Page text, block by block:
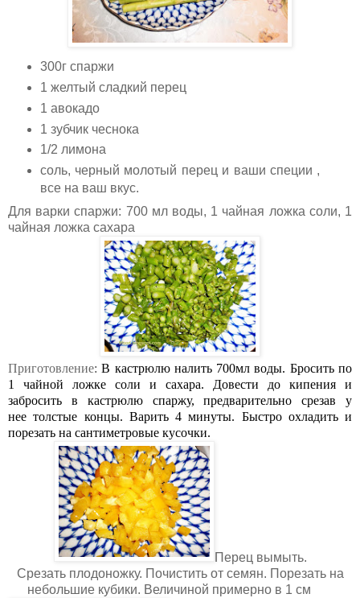
300г спаржи
1 желтый сладкий перец
1 авокадо
1 зубчик чеснока
1/2 лимона
соль, черный молотый перец и ваши специи ,
все на ваш вкус.
Для варки спаржи: 700 мл воды, 1 чайная ложка соли, 1
чайная ложка сахара
Приготовление: В кастрюлю налить 700мл воды. Бросить по
1 чайной ложке соли и сахара. Довести до кипения и
забросить в кастрюлю спаржу, предварительно срезав у
нее толстые концы. Варить 4 минуты. Быстро охладить и
порезать на сантиметровые кусочки.
Перец вымыть.
Срезать плодоножку. Почистить от семян. Порезать на
небольшие кубики. Величиной примерно в 1 см